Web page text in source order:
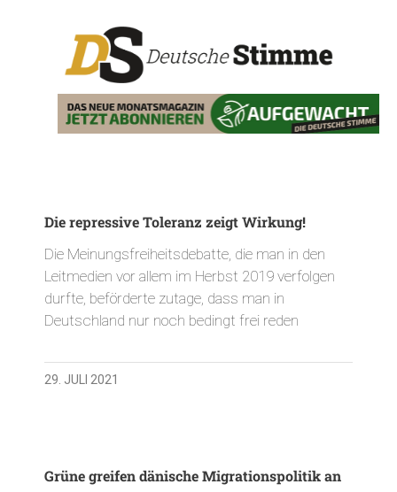
Die repressive Toleranz zeigt Wirkung!
Die Meinungsfreiheitsdebatte, die man in den
Leitmedien vor allem im Herbst 2019 verfolgen
durfte, beförderte zutage, dass man in
Deutschland nur noch bedingt frei reden
29. JULI 2021
Grüne greifen dänische Migrationspolitik an